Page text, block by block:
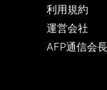
利用規約
運営会社
AFP通信会